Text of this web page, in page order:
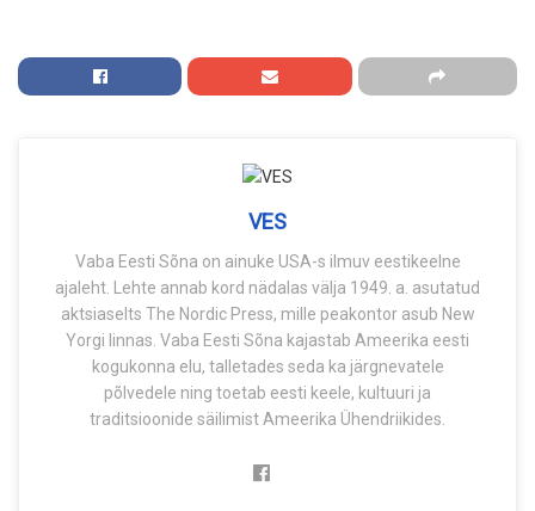
VES
Vaba Eesti Sõna on ainuke USA-s ilmuv eestikeelne
ajaleht. Lehte annab kord nädalas välja 1949. a. asutatud
aktsiaselts The Nordic Press, mille peakontor asub New
Yorgi linnas. Vaba Eesti Sõna kajastab Ameerika eesti
kogukonna elu, talletades seda ka järgnevatele
põlvedele ning toetab eesti keele, kultuuri ja
traditsioonide säilimist Ameerika Ühendriikides.